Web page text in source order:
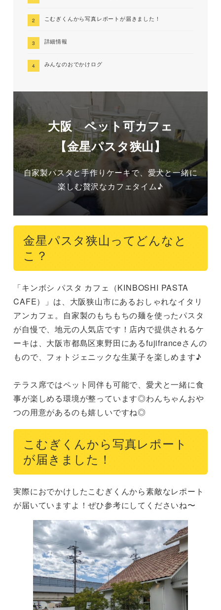
こむぎくんから写真レポートが届きました！
詳細情報
みんなのおでかけログ
大阪 ペット可カフェ
【金星パスタ狭山】
自家製パスタと手作りケーキで、愛犬と一緒に
楽しむ贅沢なカフェタイム♪
金星パスタ狭山ってどんなと
こ？
「キンボシ パスタ カフェ（KINBOSHI PASTA
CAFE）」は、大阪狭山市にあるおしゃれなイタリ
アンカフェ。自家製のもちもちの麺を使ったパスタ
が自慢で、地元の人気店です！店内で提供されるケ
ーキは、大阪市都島区東野田にあるfujifranceさんの
もので、フォトジェニックな生菓子を楽しめます♪
テラス席ではペット同伴も可能で、愛犬と一緒に食
事が楽しめる環境が整っています◎わんちゃんおや
つの用意があるのも嬉しいですね◎
こむぎくんから写真レポート
が届きました！
実際におでかけしたこむぎくんから素敵なレポート
が届いていますよ！ぜひ参考にしてくださいね〜